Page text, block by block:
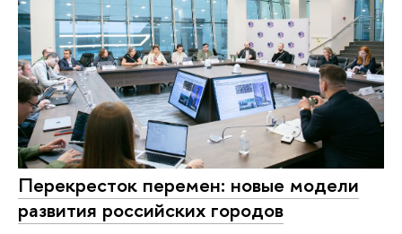
Перекресток перемен: новые модели
развития российских городов